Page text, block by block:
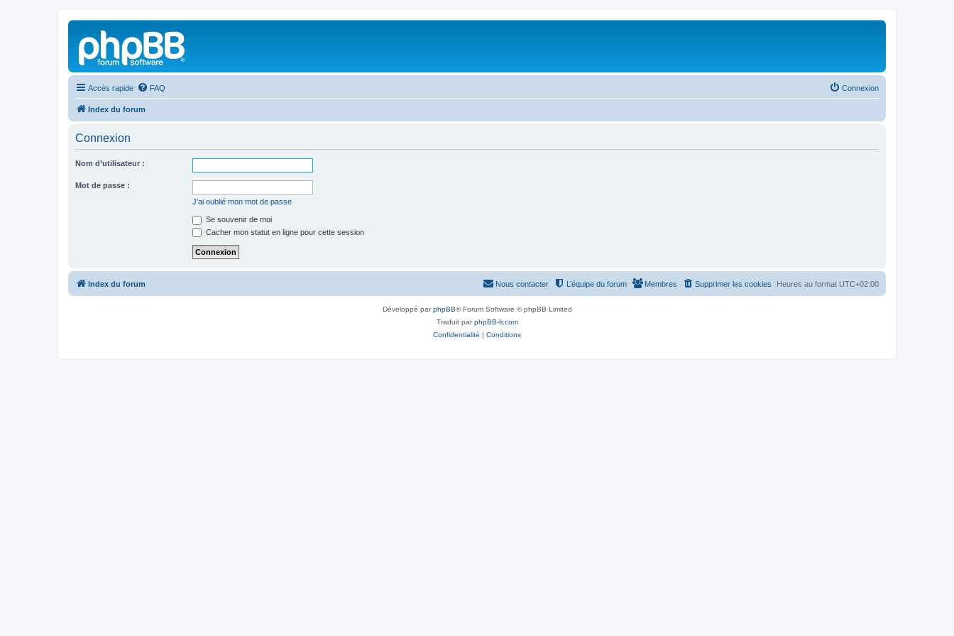
Accès rapide FAQ Connexion
Index du forum
Connexion
Nom d’utilisateur :
Mot de passe :
J’ai oublié mon mot de passe
Se souvenir de moi
Cacher mon statut en ligne pour cette session
Index du forum Heures au format UTC+02:00
Supprimer les cookies
Membres
L’équipe du forum
Nous contacter
Développé parphpBB® Forum Software © phpBB Limited
Traduit parphpBB-fr.com
Confidentialité | Conditions